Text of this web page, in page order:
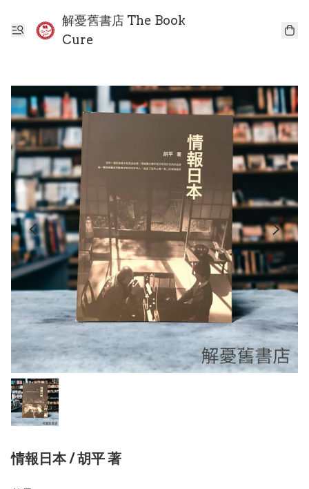
解憂舊書店 The Book
Cure
情報日本 / 胡平 著